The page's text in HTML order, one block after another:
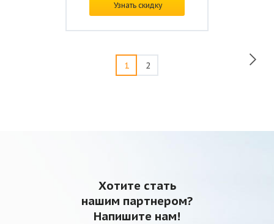
Цена:по запросу
Узнать скидку
1 2
Хотите стать
нашим партнером?
Напишите нам!